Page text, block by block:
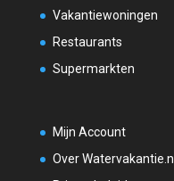
Vakantiewoningen
Restaurants
Supermarkten
Mijn Account
Over Watervakantie.nl